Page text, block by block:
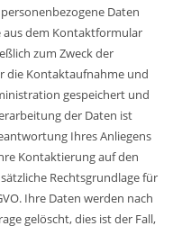
Daten
aus dem Kontaktformular
zum Zweck der
die Kontaktaufnahme und
gespeichert und
der Daten ist
Ihres Anliegens
Kontaktierung auf den
Rechtsgrundlage für
Ihre Daten werden nach
gelöscht, dies ist der Fall,